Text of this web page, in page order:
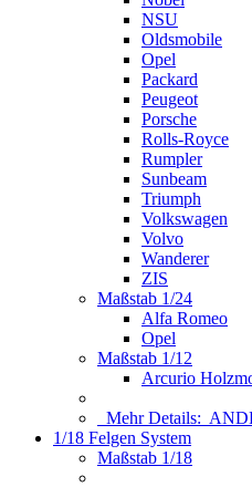
NSU
Oldsmobile
Opel
Packard
Peugeot
Porsche
Rolls-Royce
Rumpler
Sunbeam
Triumph
Volkswagen
Volvo
Wanderer
ZIS
Maßstab 1/24
Alfa Romeo
Opel
Maßstab 1/12
Arcurio
Mehr Details:
1/18 Felgen System
Maßstab 1/18